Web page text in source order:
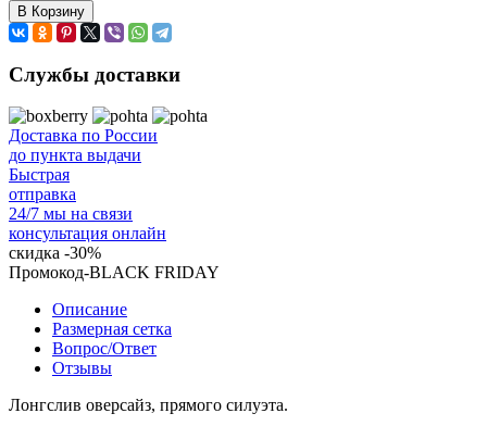
В Корзину
Службы доставки
Доставка по России
до пункта выдачи
Быстрая
отправка
24/7 мы на связи
консультация онлайн
скидка -30%
Промокод-BLACK FRIDAY
Описание
Размерная сетка
Вопрос/Ответ
Отзывы
Лонгслив оверсайз, прямого силуэта.